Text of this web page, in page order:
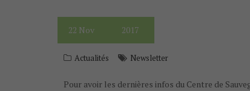
22 Nov 2017
Actualités Newsletter
Pour avoir les dernières infos du Centre de